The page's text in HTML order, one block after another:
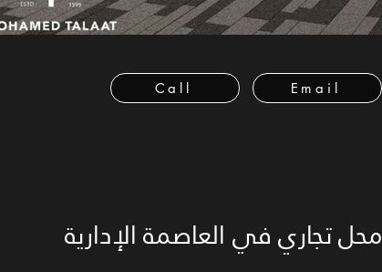
Call Email
محل تجاري في العاصمة الإدارية